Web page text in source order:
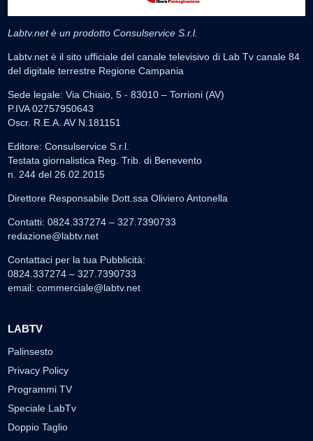
Labtv.net è un prodotto Consulservice S.r.l.
Labtv.net è il sito ufficiale del canale televisivo di Lab Tv canale 84
del digitale terrestre Regione Campania
Sede legale: Via Chiaio, 5 - 83010 – Torrioni (AV)
P.IVA 02757950643
Oscr. R.E.A. AV N.181151
Editore: Consulservice S.r.l.
Testata giornalistica Reg. Trib. di Benevento
n. 244 del 26.02.2015
Direttore Responsabile Dott.ssa Oliviero Antonella
Contatti: 0824.337274 – 327.7390733
redazione@labtv.net
Contattaci per la tua Pubblicità:
0824.337274 – 327.7390733
email: commerciale@labtv.net
LABTV
Palinsesto
Privacy Policy
Programmi TV
Speciale LabTv
Doppio Taglio